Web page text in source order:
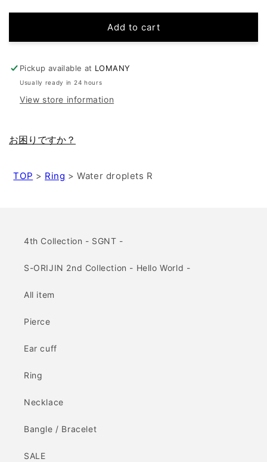
Add to cart
Pickup available at LOMANY
Usually ready in 24 hours
View store information
お困りですか？
TOP > Ring >Water droplets R
4th Collection - SGNT -
S-ORIJIN 2nd Collection - Hello World -
All item
Pierce
Ear cuff
Ring
Necklace
Bangle / Bracelet
SALE